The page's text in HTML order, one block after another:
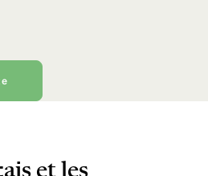
apparente
l’argent de côté ?
et les